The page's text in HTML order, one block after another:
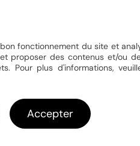
fonctionnement du site et
proposer des contenus et/ou
Pour plus d'informations,
Accepter